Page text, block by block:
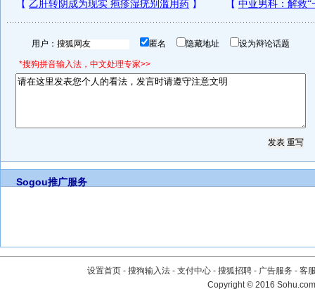
用户： 匿名 隐藏地址 设为辩论话题
*搜狗拼音输入法，中文处理专家>>
Sogou推广服务
设置首页 - 搜狗输入法 - 支付中心 - 搜狐招聘 - 广告服务 - 客
Copyright©2016